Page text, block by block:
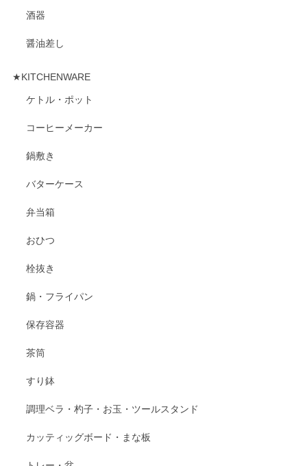
酒器
醤油差し
★KITCHENWARE
ケトル・ポット
コーヒーメーカー
鍋敷き
バターケース
弁当箱
おひつ
栓抜き
鍋・フライパン
保存容器
茶筒
すり鉢
調理ベラ・杓子・お玉・ツールスタンド
カッティッグボード・まな板